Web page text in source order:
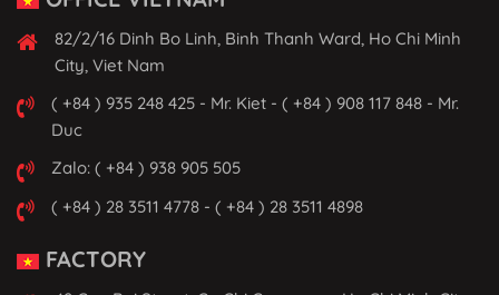
82/2/16 Dinh Bo Linh, Binh Thanh Ward, Ho Chi Minh
City, Viet Nam
( +84 ) 935 248 425 - Mr. Kiet - ( +84 ) 908 117 848 - Mr.
Duc
Zalo: ( +84 ) 938 905 505
( +84 ) 28 3511 4778 - ( +84 ) 28 3511 4898
FACTORY